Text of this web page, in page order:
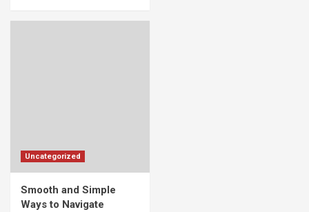
Uncategorized
Smooth and Simple
Ways to Navigate